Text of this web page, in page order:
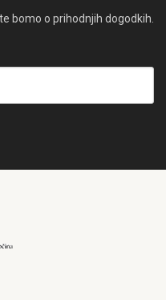
bomo o prihodnjih dogodkih.